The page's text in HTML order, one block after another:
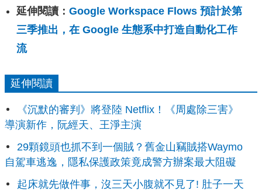
延伸閱讀： Google Workspace Flows 預計於第
三季推出，在 Google 生態系中打造自動化工作
流
延伸閱讀
《沉默的審判》將登陸 Netflix！《周處除三害》
導演新作，阮經天、王淨主演
29顆鏡頭也抓不到一個賊？舊金山竊賊搭Waymo
自駕車逃逸，隱私保護政策竟成警方辦案最大阻礙
起床就先做件事，沒三天小腹就不見了! 肚子一天